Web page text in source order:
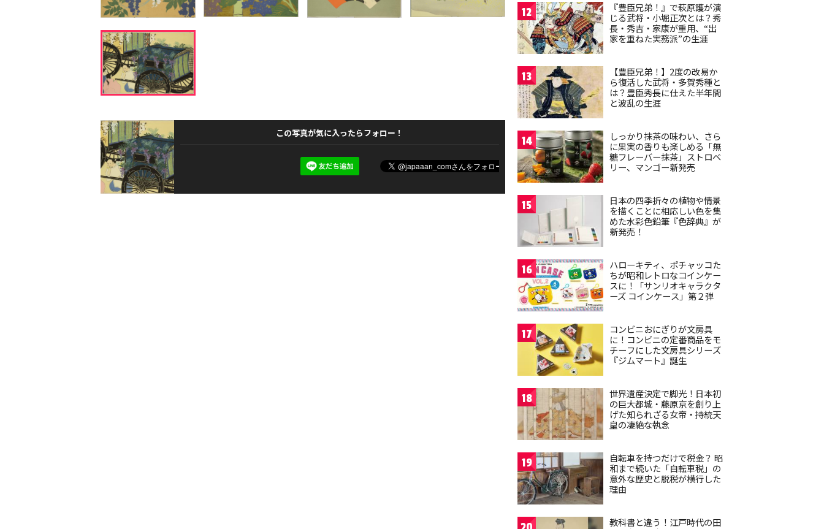
この写真が気に入ったらフォロー！
12
『豊臣兄弟！』で萩原護が演
じる武将・小堀正次とは？秀
長・秀吉・家康が重用、“出
家を重ねた実務派”の生涯
13
【豊臣兄弟！】2度の改易か
ら復活した武将・多賀秀種と
は？豊臣秀長に仕えた半年間
と波乱の生涯
14
しっかり抹茶の味わい、さら
に果実の香りも楽しめる「無
糖フレーバー抹茶」ストロベ
リー、マンゴー新発売
15
日本の四季折々の植物や情景
を描くことに相応しい色を集
めた水彩色鉛筆『色辞典』が
新発売！
16
ハローキティ、ポチャッコた
ちが昭和レトロなコインケー
スに！「サンリオキャラクタ
ーズ コインケース」第２弾
17
コンビニおにぎりが文房具
に！コンビニの定番商品をモ
チーフにした文房具シリーズ
『ジムマート』誕生
18
世界遺産決定で脚光！日本初
の巨大都城・藤原京を創り上
げた知られざる女帝・持統天
皇の凄絶な執念
19
自転車を持つだけで税金？ 昭
和まで続いた「自転車税」の
意外な歴史と脱税が横行した
理由
教科書と違う！江戸時代の田